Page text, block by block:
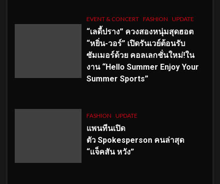
EVENT & CONCERT FASHION UPDATE
“เลดี้ปราง” ควงสองหนุ่มสุดฮอต
“หยิ่น-วอร์” เปิดรันเวย์ต้อนรับ
ซัมเมอร์ด้วย คอลเลกชั่นใหม่!ใน
งาน “Hello Summer Enjoy Your
Summer Sports”
FASHION UPDATE
แพนทีนเปิด
ตัว Spokesperson คนล่าสุด
“แจ็คสัน หวัง”